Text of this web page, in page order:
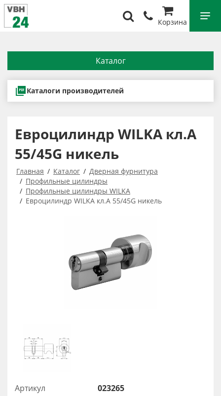
Корзина
Каталог
Каталоги производителей
Евроцилиндр WILKA кл.А
55/45G никель
Главная Каталог
Дверная фурнитура
Профильные цилиндры
Профильные цилиндры WILKA
Евроцилиндр WILKA кл.А 55/45G никель
Артикул
023265